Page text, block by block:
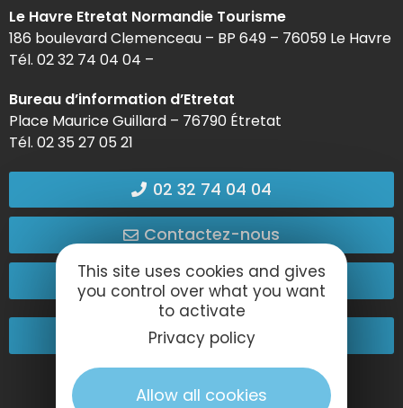
Le Havre Etretat Normandie Tourisme
186 boulevard Clemenceau – BP 649 – 76059 Le Havre
Tél. 02 32 74 04 04 –
Bureau d’information d’Etretat
Place Maurice Guillard – 76790 Étretat
Tél. 02 35 27 05 21
02 32 74 04 04
Contactez-nous
Passez nous voir !
Nos engagements
This site uses cookies and gives
you control over what you want
to activate
Privacy policy
Allow all cookies